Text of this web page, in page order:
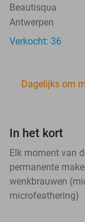
Beautisqua
Antwerpen
Verkocht: 36
Dagelijks om
In het kort
Elk moment van
permanente
wenkbrauwen
microfeathering)